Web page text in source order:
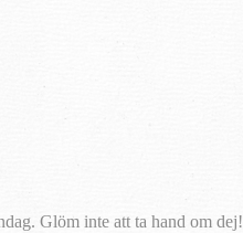
Glöm inte att ta hand om dej!